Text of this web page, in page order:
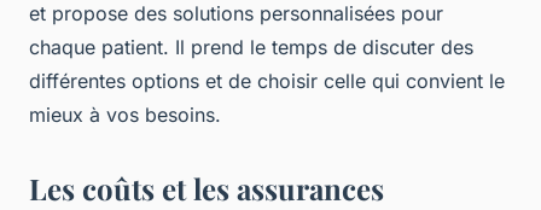
et propose des solutions personnalisées pour
chaque patient. Il prend le temps de discuter des
différentes options et de choisir celle qui convient le
mieux à vos besoins.
Les coûts et les assurances